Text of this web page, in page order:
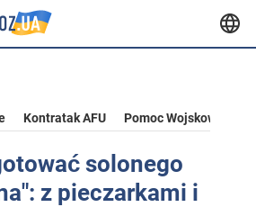
Kontratak AFU Pomoc Wojskowa Dla
solonego
z pieczarkami i